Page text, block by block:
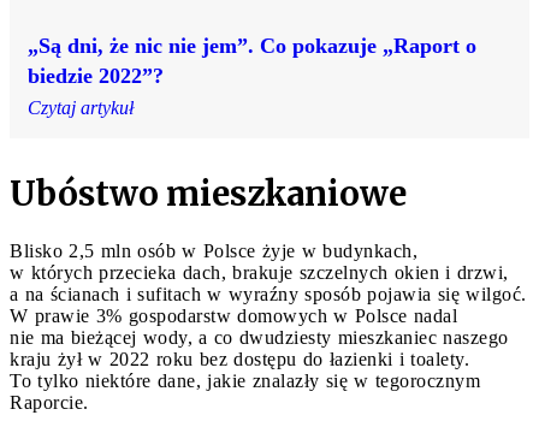
„Są dni, że nic nie jem”. Co pokazuje „Raport o
biedzie 2022”?
Czytaj artykuł
Ubóstwo mieszkaniowe
Blisko 2,5 mln osób w Polsce żyje w budynkach,
w których przecieka dach, brakuje szczelnych okien i drzwi,
a na ścianach i sufitach w wyraźny sposób pojawia się wilgoć.
W prawie 3% gospodarstw domowych w Polsce nadal
nie ma bieżącej wody, a co dwudziesty mieszkaniec naszego
kraju żył w 2022 roku bez dostępu do łazienki i toalety.
To tylko niektóre dane, jakie znalazły się w tegorocznym
Raporcie.